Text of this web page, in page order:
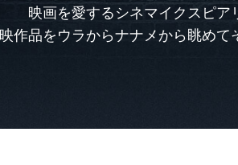
映画を愛するシネマイクスピア
作品をウラからナナメから眺めて